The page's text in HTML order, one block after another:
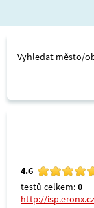
Vyhledat město/
4.6
testů celkem:0
http://isp.eronx.cz